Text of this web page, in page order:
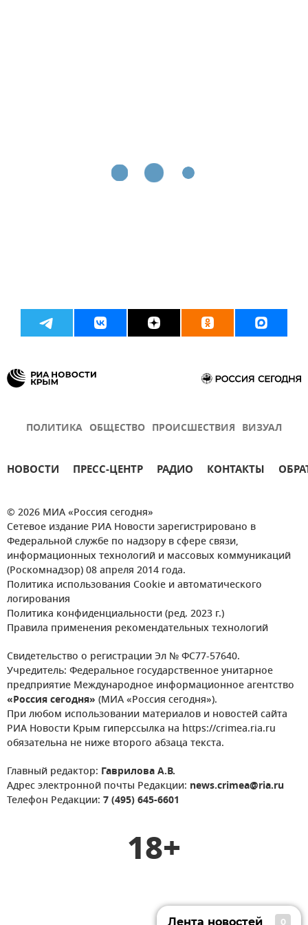
ПОЛИТИКА ОБЩЕСТВО ПРОИСШЕСТВИЯ ВИЗУАЛ
НОВОСТИ ПРЕСС-ЦЕНТР РАДИО КОНТАКТЫ
© 2026 МИА «Россия сегодня»
Сетевое издание РИА Новости зарегистрировано в
Федеральной службе по надзору в сфере связи,
информационных технологий и массовых коммуникаций
(Роскомнадзор) 08 апреля 2014 года.
Политика использования Cookie и автоматического
логирования
Политика конфиденциальности (ред. 2023 г.)
Правила применения рекомендательных технологий
Свидетельство о регистрации Эл № ФС77-57640.
Учредитель: Федеральное государственное унитарное
предприятие Международное информационное агентство
«Россия сегодня» (МИА «Россия сегодня»).
При любом использовании материалов и новостей сайта
РИА Новости Крым гиперссылка на https://crimea.ria.ru
обязательна не ниже второго абзаца текста.
Главный редактор: Гаврилова А.В.
Адрес электронной почты Редакции: news.crimea@ria.ru
Телефон Редакции: 7 (495) 645-6601
18+
Лента новостей 0